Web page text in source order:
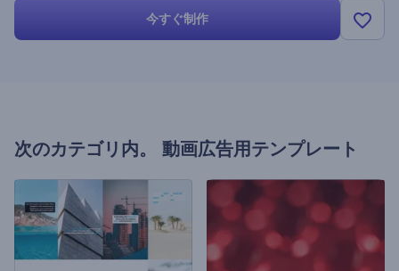
今すぐ制作
次のカテゴリ内。 動画広告用テンプレート